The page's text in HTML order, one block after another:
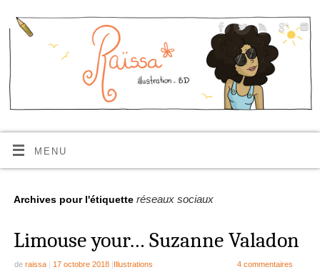
MENU
Archives pour l'étiquette réseaux sociaux
Limouse your… Suzanne Valadon
de raissa | 17 octobre 2018 |Illustrations 4 commentaires